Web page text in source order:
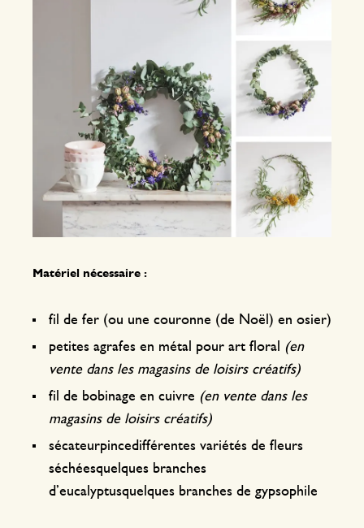
Matériel nécessaire :
fil de fer (ou une couronne (de Noël) en osier)
petites agrafes en métal pour art floral (en
vente dans les magasins de loisirs créatifs)
fil de bobinage en cuivre (en vente dans les
magasins de loisirs créatifs)
sécateurpincedifférentes variétés de fleurs
séchéesquelques branches
d’eucalyptusquelques branches de gypsophile